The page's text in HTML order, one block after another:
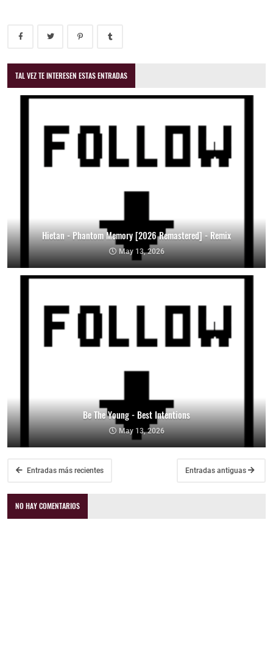
TAL VEZ TE INTERESEN ESTAS ENTRADAS
Hietan - Phantom Memory [2026 Remastered] - Remix
May 13, 2026
Be The Young - Best Intentions
May 13, 2026
Entradas más recientes Entradas antiguas
NO HAY COMENTARIOS